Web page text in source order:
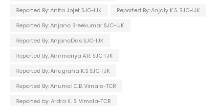
Reported By: Anita Jojet SJC-IJK
Reported By: Anjaly K.S. SJC-IJK
Reported By: Anjana Sreekumar SJC-IJK
Reported By: AnjanaDas SJC-IJK
Reported By: Annmariya A.R. SJC-IJK
Reported By: Anugraha K.S SJC-IJK
Reported By: Anumol C.B. Vimala-TCR
Reported by: Ardra K. S. Vimala-TCR